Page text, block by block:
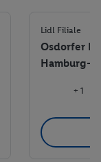
Lidl Filiale
Osdorfer
Hamburg-
+ 1